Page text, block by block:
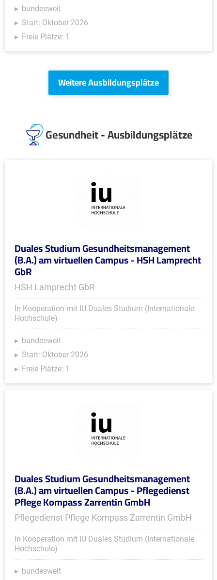
bundesweit
Start: Oktober 2026
Freie Plätze: 1
Weitere Ausbildungsplätze
Gesundheit - Ausbildungsplätze
Duales Studium Gesundheitsmanagement
(B.A.) am virtuellen Campus - HSH Lamprecht
GbR
HSH Lamprecht GbR
In Kooperation mit IU Duales Studium (Internationale
Hochschule)
bundesweit
Start: Oktober 2026
Freie Plätze: 1
Duales Studium Gesundheitsmanagement
(B.A.) am virtuellen Campus - Pflegedienst
Pflege Kompass Zarrentin GmbH
Pflegedienst Pflege Kompass Zarrentin GmbH
In Kooperation mit IU Duales Studium (Internationale
Hochschule)
bundesweit